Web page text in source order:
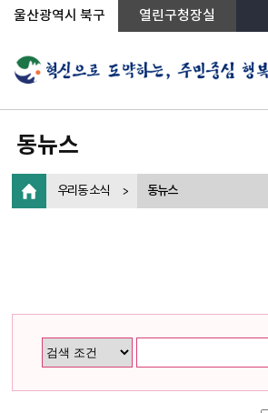
상단메뉴로 바로가기
전체메뉴로 바로가기
왼쪽메뉴로 바로가기
본문으로 바로가기
울산광역시 북구 열린구청장실
동뉴스
우리동 소식 동뉴스